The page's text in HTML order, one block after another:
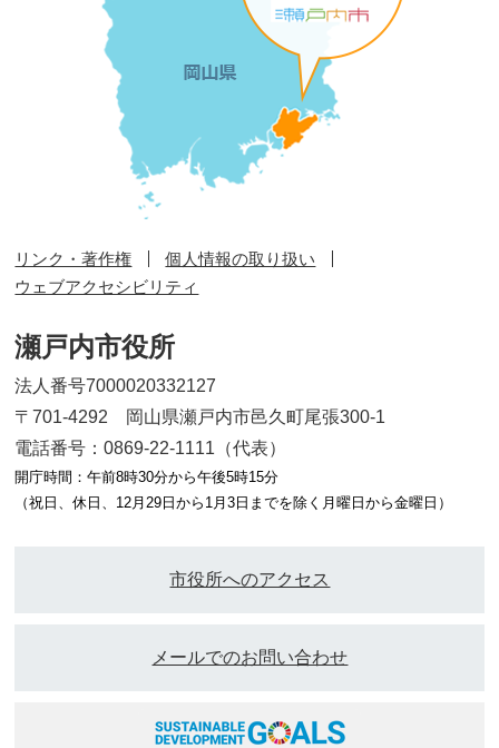
リンク・著作権
個人情報の取り扱い
ウェブアクセシビリティ
瀬戸内市役所
法人番号7000020332127
〒701-4292 岡山県瀬戸内市邑久町尾張300-1
電話番号：0869-22-1111（代表）
開庁時間：午前8時30分から午後5時15分
（祝日、休日、12月29日から1月3日までを除く月曜日から金曜日）
市役所へのアクセス
メールでのお問い合わせ